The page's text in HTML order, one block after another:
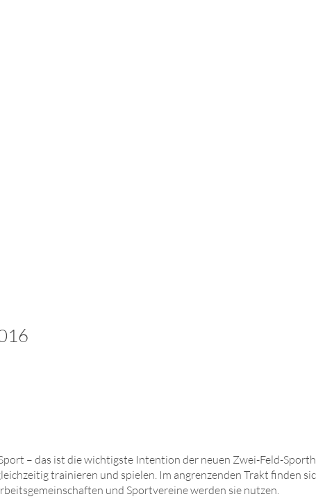
– das ist die wichtigste Intention der neuen Zwei-Feld-
trainieren und spielen. Im angrenzenden Trakt
und Sportvereine werden sie nutzen.